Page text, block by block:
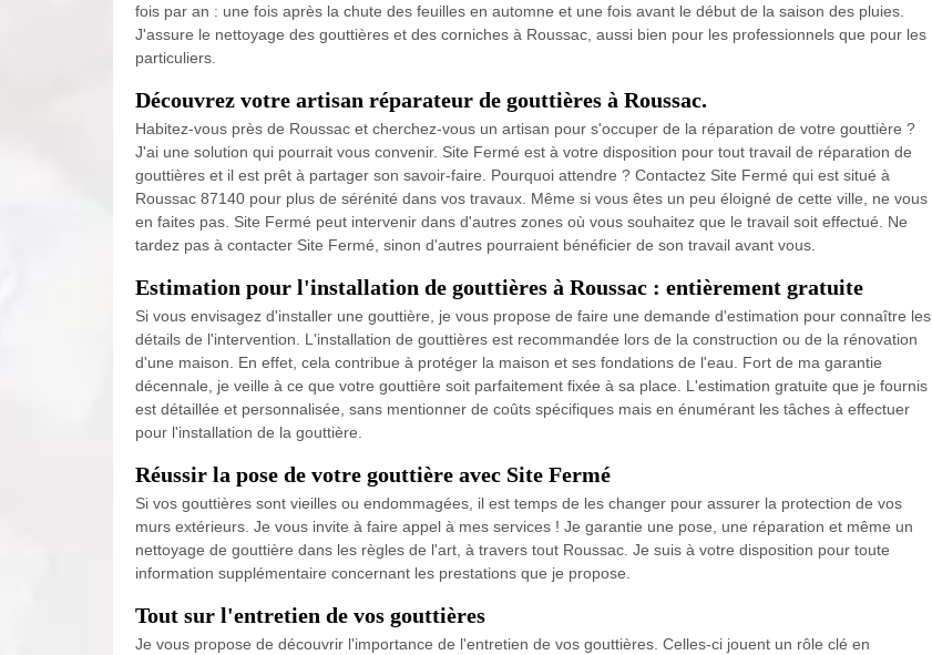
fois par an : une fois après la chute des feuilles en automne et une fois avant le début de la saison des pluies.
J'assure le nettoyage des gouttières et des corniches à Roussac, aussi bien pour les professionnels que pour les
particuliers.
Découvrez votre artisan réparateur de gouttières à Roussac.
Habitez-vous près de Roussac et cherchez-vous un artisan pour s'occuper de la réparation de votre gouttière ?
J'ai une solution qui pourrait vous convenir. Site Fermé est à votre disposition pour tout travail de réparation de
gouttières et il est prêt à partager son savoir-faire. Pourquoi attendre ? Contactez Site Fermé qui est situé à
Roussac 87140 pour plus de sérénité dans vos travaux. Même si vous êtes un peu éloigné de cette ville, ne vous
en faites pas. Site Fermé peut intervenir dans d'autres zones où vous souhaitez que le travail soit effectué. Ne
tardez pas à contacter Site Fermé, sinon d'autres pourraient bénéficier de son travail avant vous.
Estimation pour l'installation de gouttières à Roussac : entièrement gratuite
Si vous envisagez d'installer une gouttière, je vous propose de faire une demande d'estimation pour connaître les
détails de l'intervention. L'installation de gouttières est recommandée lors de la construction ou de la rénovation
d'une maison. En effet, cela contribue à protéger la maison et ses fondations de l'eau. Fort de ma garantie
décennale, je veille à ce que votre gouttière soit parfaitement fixée à sa place. L'estimation gratuite que je fournis
est détaillée et personnalisée, sans mentionner de coûts spécifiques mais en énumérant les tâches à effectuer
pour l'installation de la gouttière.
Réussir la pose de votre gouttière avec Site Fermé
Si vos gouttières sont vieilles ou endommagées, il est temps de les changer pour assurer la protection de vos
murs extérieurs. Je vous invite à faire appel à mes services ! Je garantie une pose, une réparation et même un
nettoyage de gouttière dans les règles de l'art, à travers tout Roussac. Je suis à votre disposition pour toute
information supplémentaire concernant les prestations que je propose.
Tout sur l'entretien de vos gouttières
Je vous propose de découvrir l'importance de l'entretien de vos gouttières. Celles-ci jouent un rôle clé en